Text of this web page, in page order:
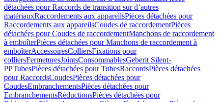
détachées pour Raccords de transition sur d’autres
matériauxRaccordements aux appareilsPièces détachées pour
Raccordements aux appareilsCoudes de raccordementPièces
détachées pour Coudes de raccordementManchons de raccordement
à emboîterPièces détachées pour Manchons de raccordement à
emboîterAccessoiresColliersFixations pour
colliersFermeturesJointsConsommablesGeberit Silent-
PPTubesPièces détachées pour TubesRaccordsPièces détachées
pour RaccordsCoudesPièces détachées pour
CoudesEmbranchementsPièces détachées pour
EmbranchementsRéductionsPièces détachées pour